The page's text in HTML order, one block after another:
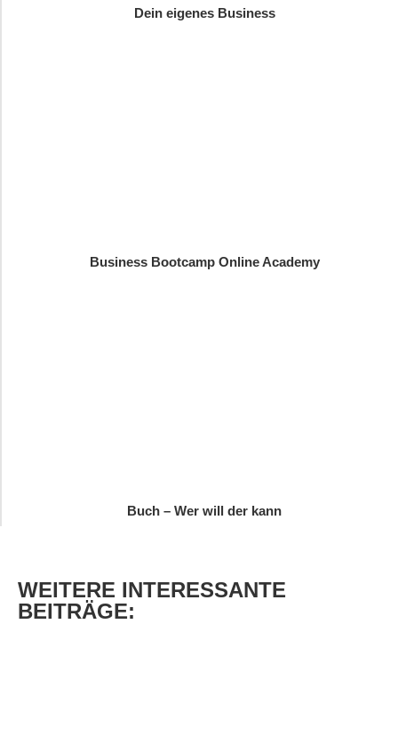
Dein eigenes Business
Business Bootcamp Online Academy
Buch – Wer will der kann
WEITERE INTERESSANTE
BEITRÄGE: